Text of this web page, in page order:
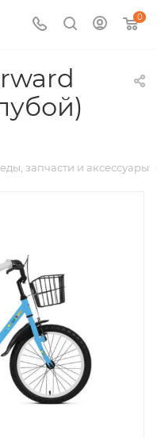
0
запчасти и аксессуары